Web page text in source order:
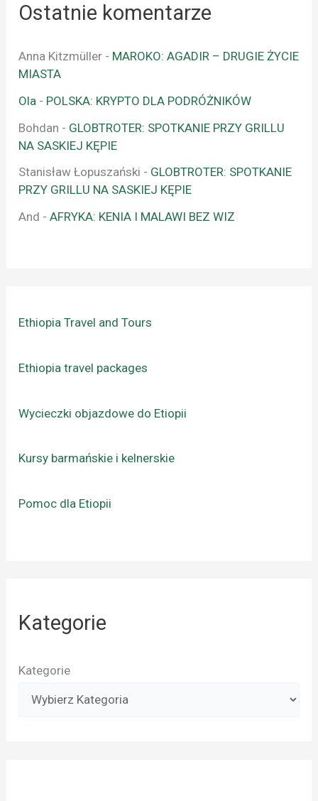
Ostatnie komentarze
Anna Kitzmüller - MAROKO: AGADIR – DRUGIE ŻYCIE
MIASTA
Ola - POLSKA: KRYPTO DLA PODRÓŻNIKÓW
Bohdan - GLOBTROTER: SPOTKANIE PRZY GRILLU
NA SASKIEJ KĘPIE
Stanisław Łopuszański - GLOBTROTER: SPOTKANIE
PRZY GRILLU NA SASKIEJ KĘPIE
And -AFRYKA: KENIA I MALAWI BEZ WIZ
Ethiopia Travel and Tours
Ethiopia travel packages
Wycieczki objazdowe do Etiopii
Kursy barmańskie i kelnerskie
Pomoc dla Etiopii
Kategorie
Kategorie